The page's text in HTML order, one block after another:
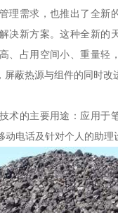
理需求，也推出了全新
决新方案。这种全新的
、占用空间小、重量轻
屏蔽热源与组件的同时改
术的主要用途：应用于
动电话及针对个人的助理